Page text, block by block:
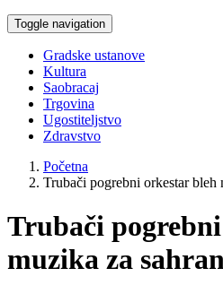
Toggle navigation
Gradske ustanove
Kultura
Saobracaj
Trgovina
Ugostiteljstvo
Zdravstvo
Početna
Trubači pogrebni orkestar bleh
Trubači
muzika za